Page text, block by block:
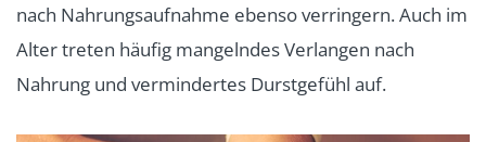
nach Nahrungsaufnahme ebenso verringern. Auch im
Alter treten häufig mangelndes Verlangen nach
Nahrung und vermindertes Durstgefühl auf.